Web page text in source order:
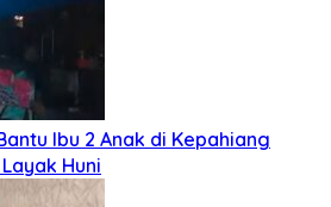
Ibu 2 Anak di Kepahiang
Huni